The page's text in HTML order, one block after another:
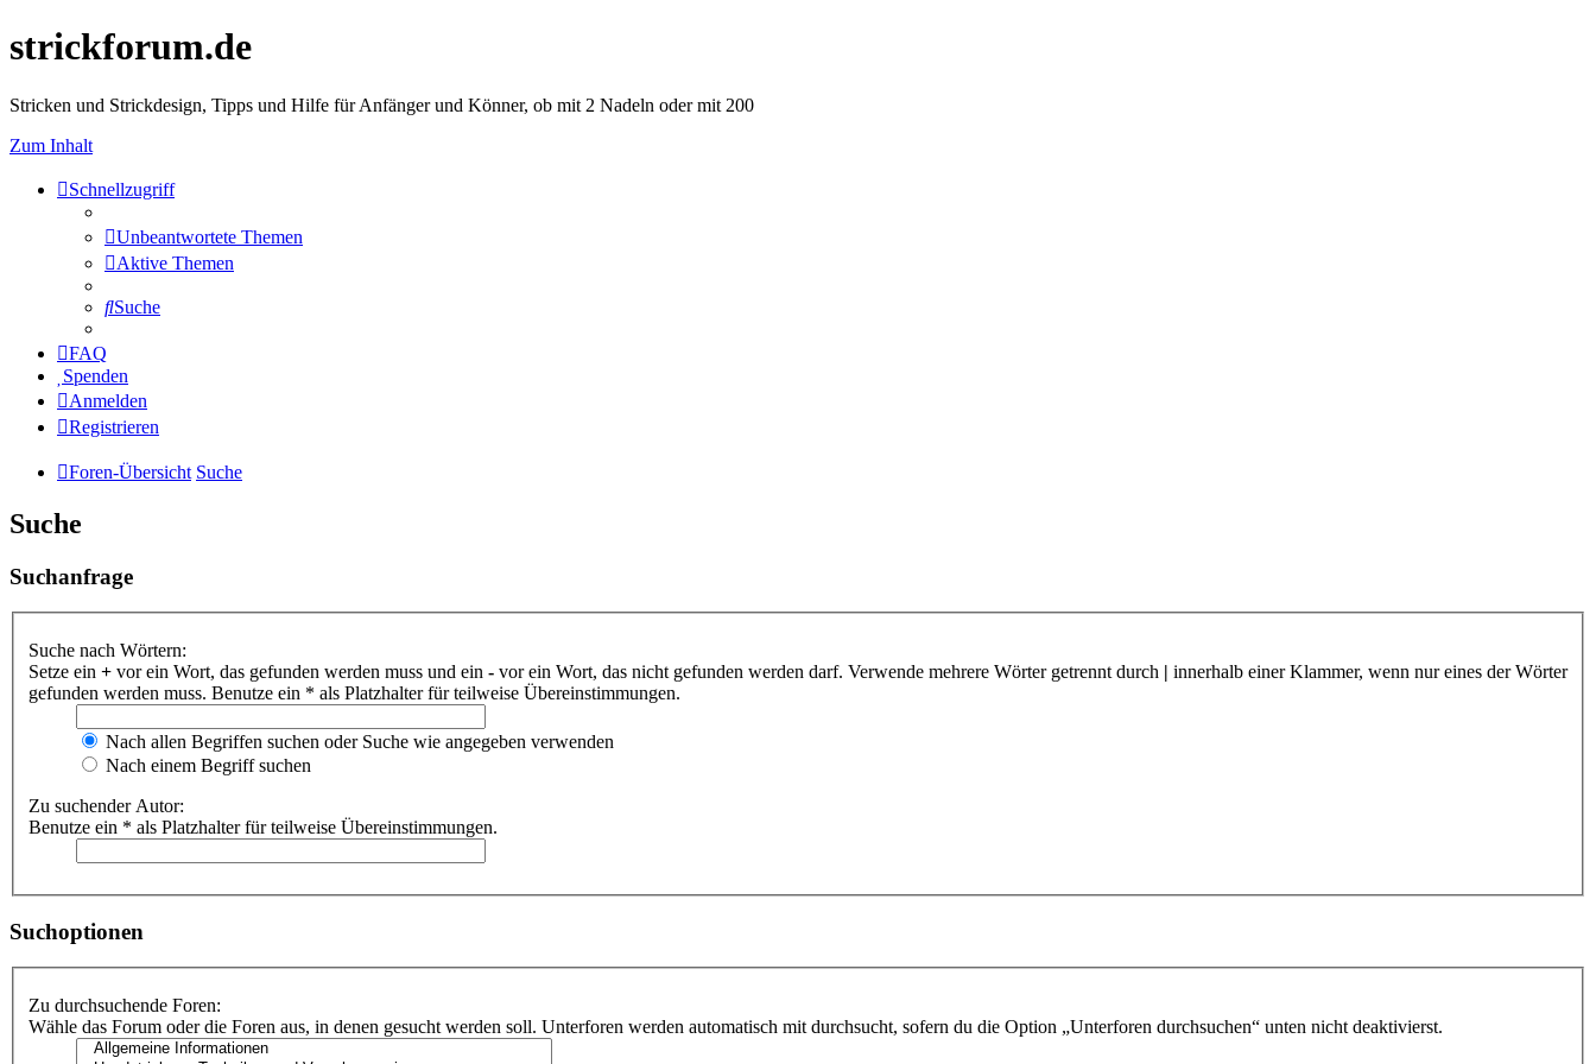
strickforum.de
Stricken und Strickdesign, Tipps und Hilfe für Anfänger und Könner, ob mit 2 Nadeln oder mit 200
Zum Inhalt
Schnellzugriff
Unbeantwortete Themen
Aktive Themen
Suche
FAQ
Spenden
Anmelden
Registrieren
Foren-Übersicht Suche
Suche
Suchanfrage
Suche nach Wörtern:
Setze ein + vor ein Wort, das gefunden werden muss und ein - vor ein Wort, das nicht gefunden werden darf. Verwende mehrere Wörter getrennt durch | innerhalb einer Klammer, wenn nur eines der Wörter
gefunden werden muss. Benutze ein * als Platzhalter für teilweise Übereinstimmungen.
Nach allen Begriffen suchen oder Suche wie angegeben verwenden
Nach einem Begriff suchen
Zu suchender Autor:
Benutze ein * als Platzhalter für teilweise Übereinstimmungen.
Suchoptionen
Zu durchsuchende Foren:
Wähle das Forum oder die Foren aus, in denen gesucht werden soll. Unterforen werden automatisch mit durchsucht, sofern du die Option „Unterforen durchsuchen“ unten nicht deaktivierst.